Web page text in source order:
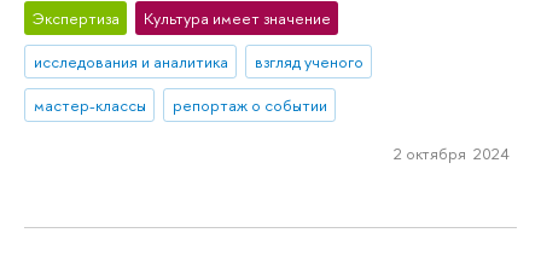
Экспертиза
Культура имеет значение
исследования и аналитика
взгляд ученого
мастер-классы
репортаж о событии
2 октября 2024